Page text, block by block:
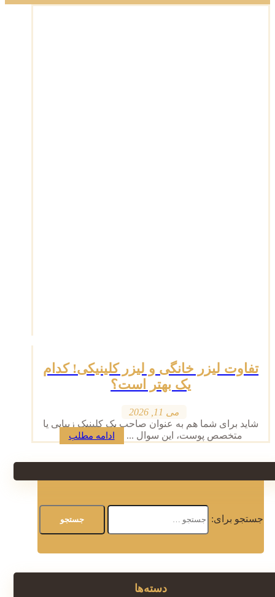
تفاوت لیزر خانگی و لیزر کلینیکی! کدام
یک بهتر است؟
می 11, 2026
شاید برای شما هم به عنوان صاحب یک کلینیک زیبایی یا
متخصص پوست، این سوال ...
ادامه مطلب
جستجو برای:
دسته‌ها